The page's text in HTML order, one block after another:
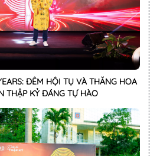
ĐÊM HỘI TỤ VÀ THĂNG HOA
THẬP KỶ ĐÁNG TỰ HÀO